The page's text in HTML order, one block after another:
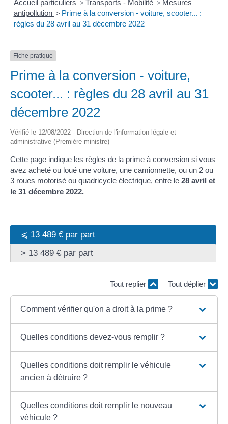
Accueil particuliers > Transports - Mobilité > Mesures
antipollution > Prime à la conversion - voiture, scooter... :
règles du 28 avril au 31 décembre 2022
Fiche pratique
Prime à la conversion - voiture,
scooter... : règles du 28 avril au 31
décembre 2022
Vérifié le 12/08/2022 - Direction de l'information légale et
administrative (Première ministre)
Cette page indique les règles de la prime à conversion si vous
avez acheté ou loué une voiture, une camionnette, ou un 2 ou
3 roues motorisé ou quadricycle électrique, entre le 28 avril et
le 31 décembre 2022.
⩽ 13 489 € par part
> 13 489 € par part
Tout replier Tout déplier
Comment vérifier qu'on a droit à la prime ?
Quelles conditions devez-vous remplir ?
Quelles conditions doit remplir le véhicule
ancien à détruire ?
Quelles conditions doit remplir le nouveau
véhicule ?